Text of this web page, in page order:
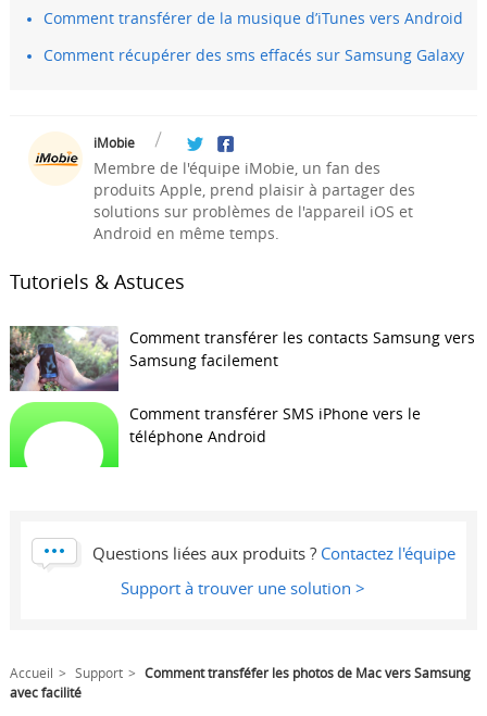
Comment transférer de la musique d’iTunes vers Android
Comment récupérer des sms effacés sur Samsung Galaxy
iMobie
Membre de l'équipe iMobie, un fan des
produits Apple, prend plaisir à partager des
solutions sur problèmes de l'appareil iOS et
Android en même temps.
Tutoriels & Astuces
Comment transférer les contacts Samsung vers
Samsung facilement
Comment transférer SMS iPhone vers le
téléphone Android
Questions liées aux produits ? Contactez l'équipe
Support à trouver une solution >
Accueil Support
Comment transféfer les photos de Mac vers Samsung
avec facilité